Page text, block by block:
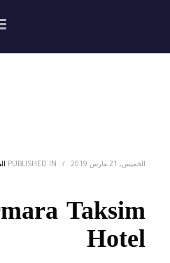
الخميس, 21 مارس 2019 /
PUBLISHED IN
Taksim
Hotel